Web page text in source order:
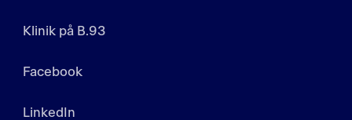
Klinik på B.93
Facebook
LinkedIn